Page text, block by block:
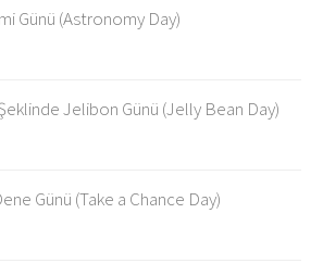
Günü (Astronomy Day)
Jelibon Günü (Jelly Bean Day)
Günü (Take a Chance Day)